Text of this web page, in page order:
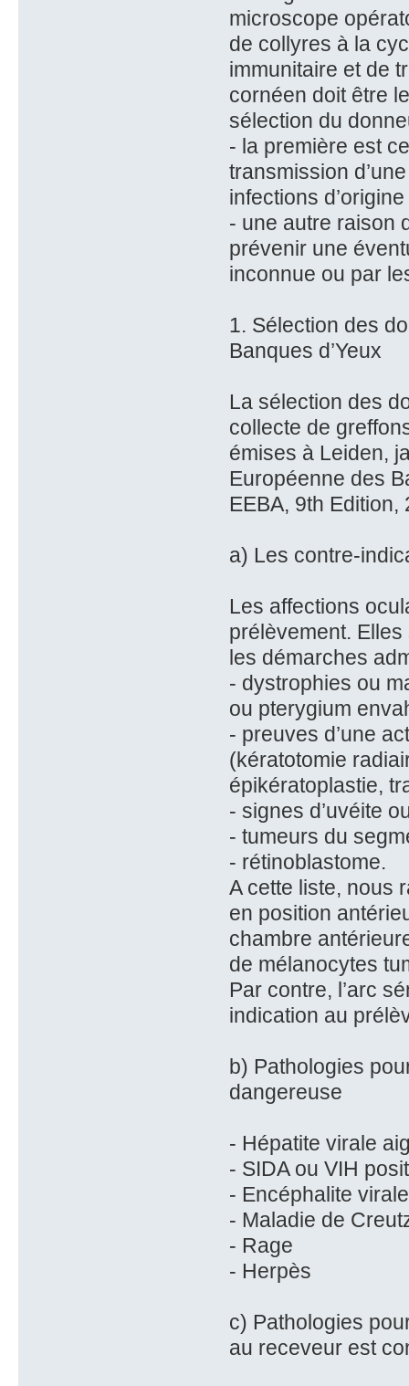
microscope
de collyres à la
immunitaire et de
cornéen doit être
sélection du
- la première est
transmission
infections
- une autre raison
prévenir une
inconnue ou par
1. Sélection des
Banques d’Yeux
La sélection des
collecte de
émises à Leiden,
Européenne des
EEBA, 9th Edition,
a) Les contre-
Les affections
prélèvement.
les démarches
- dystrophies ou
ou pterygium
- preuves d’une
(kératotomie
épikératoplastie,
- signes d’uvéite
- tumeurs du
- rétinoblastome.
A cette liste, nous
en position
chambre
de mélanocytes
Par contre, l’arc
indication au
b) Pathologies
dangereuse
- Hépatite virale
- SIDA ou VIH
- Encéphalite
- Maladie de
- Rage
- Herpès
c) Pathologies
au receveur est